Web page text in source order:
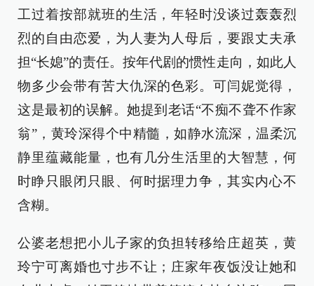
工过着按部就班的生活，年轻时没谈过轰轰烈
烈的自由恋爱，为人妻为人母后，要跟丈夫承
担“长媳”的责任。按年代剧的惯性走向，如此人
物多少会带有苦大仇深的色彩。可闫妮觉得，
这是最初的误解。她提到老话“不痴不聋不作家
翁”，黄玲深得个中精髓，如静水流深，温柔沉
静里蕴藏能量，也有几分生活里的大智慧，何
时睁只眼闭只眼、何时据理力争，其实内心不
含糊。
公婆老想把小儿子家的负担转移给庄超英，黄
玲宁可离婚也寸步不让；庄家年夜饭没让她和